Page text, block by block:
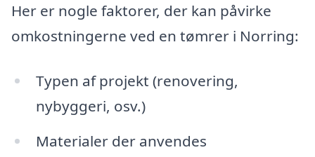
Her er nogle faktorer, der kan påvirke
omkostningerne ved en tømrer i Norring:
Typen af projekt (renovering,
nybyggeri, osv.)
Materialer der anvendes